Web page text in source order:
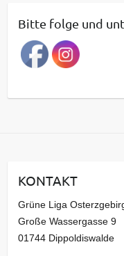
r
a
g
a
v
Bitte folge und
KONTAKT
Grüne Liga
Große Wassergasse 9
01744 Dippoldiswalde